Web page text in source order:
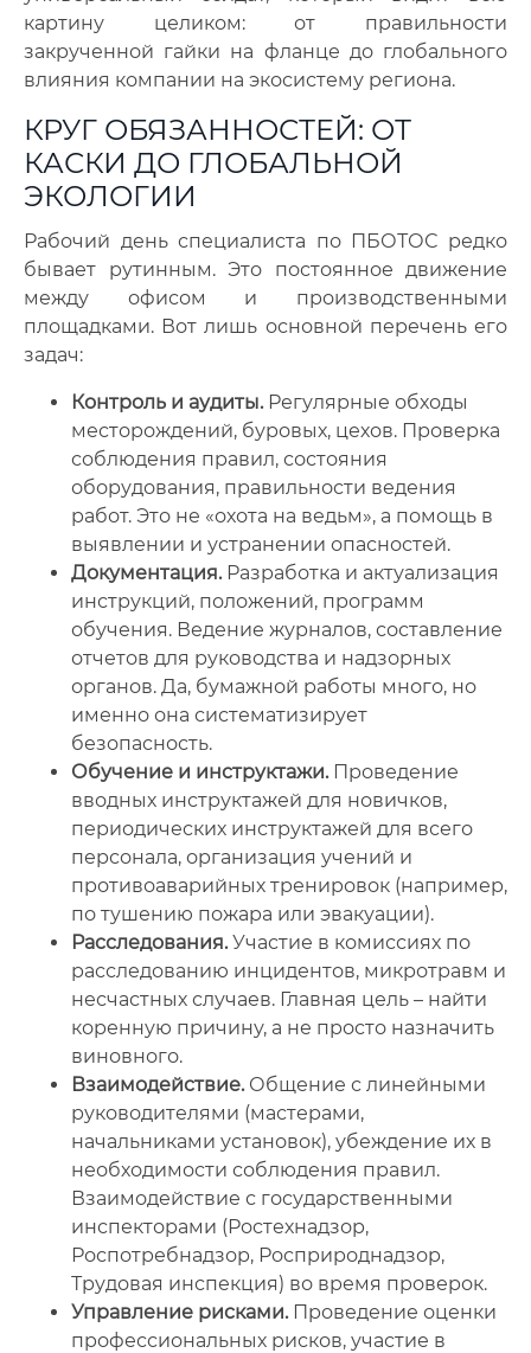
картину целиком: от правильности
закрученной гайки на фланце до глобального
влияния компании на экосистему региона.
КРУГ ОБЯЗАННОСТЕЙ: ОТ
КАСКИ ДО ГЛОБАЛЬНОЙ
ЭКОЛОГИИ
Рабочий день специалиста по ПБОТОС редко
бывает рутинным. Это постоянное движение
между офисом и производственными
площадками. Вот лишь основной перечень его
задач:
Контроль и аудиты.Регулярные обходы
месторождений, буровых, цехов. Проверка
соблюдения правил, состояния
оборудования, правильности ведения
работ. Это не «охота на ведьм», а помощь в
выявлении и устранении опасностей.
Документация.Разработка и актуализация
инструкций, положений, программ
обучения. Ведение журналов, составление
отчетов для руководства и надзорных
органов. Да, бумажной работы много, но
именно она систематизирует
безопасность.
Обучение и инструктажи.Проведение
вводных инструктажей для новичков,
периодических инструктажей для всего
персонала, организация учений и
противоаварийных тренировок (например,
по тушению пожара или эвакуации).
Расследования.Участие в комиссиях по
расследованию инцидентов, микротравм и
несчастных случаев. Главная цель – найти
коренную причину, а не просто назначить
виновного.
Взаимодействие.Общение с линейными
руководителями (мастерами,
начальниками установок), убеждение их в
необходимости соблюдения правил.
Взаимодействие с государственными
инспекторами (Ростехнадзор,
Роспотребнадзор, Росприроднадзор,
Трудовая инспекция) во время проверок.
Управление рисками.Проведение оценки
профессиональных рисков, участие в